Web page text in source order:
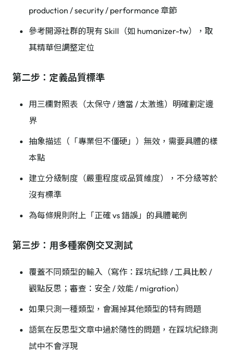
production / security / performance 章節
參考開源社群的現有 Skill（如 humanizer-tw），取
其精華但調整定位
第二步：定義品質標準
用三欄對照表（太保守 / 適當 / 太激進）明確劃定邊
界
抽象描述（「專業但不僵硬」）無效，需要具體的樣
本點
建立分級制度（嚴重程度或品質維度），不分級等於
沒有標準
為每條規則附上「正確 vs 錯誤」的具體範例
第三步：用多種案例交叉測試
覆蓋不同類型的輸入（寫作：踩坑紀錄 / 工具比較 /
觀點反思；審查：安全 / 效能 / migration）
如果只測一種類型，會漏掉其他類型的特有問題
語氣在反思型文章中過於隨性的問題，在踩坑紀錄測
試中不會浮現